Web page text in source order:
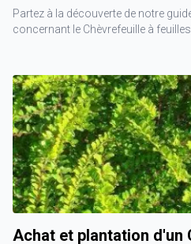
Partez à la découverte de notre
concernant le Chèvrefeuille à feuilles
Achat et plantation d'un